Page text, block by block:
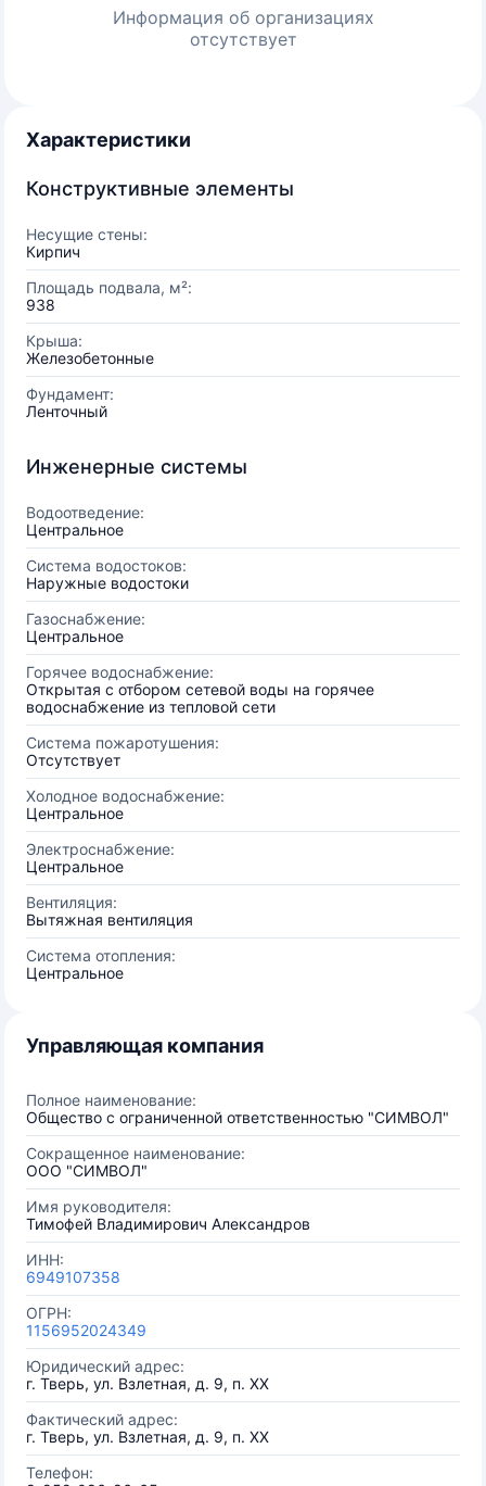
Информация об организациях
отсутствует
Характеристики
Конструктивные элементы
Несущие стены:
Кирпич
Площадь подвала, м²:
938
Крыша:
Железобетонные
Фундамент:
Ленточный
Инженерные системы
Водоотведение:
Центральное
Система водостоков:
Наружные водостоки
Газоснабжение:
Центральное
Горячее водоснабжение:
Открытая с отбором сетевой воды на горячее
водоснабжение из тепловой сети
Система пожаротушения:
Отсутствует
Холодное водоснабжение:
Центральное
Электроснабжение:
Центральное
Вентиляция:
Вытяжная вентиляция
Система отопления:
Центральное
Управляющая компания
Полное наименование:
Общество с ограниченной ответственностью "СИМВОЛ"
Сокращенное наименование:
ООО "СИМВОЛ"
Имя руководителя:
Тимофей Владимирович Александров
ИНН:
6949107358
ОГРН:
1156952024349
Юридический адрес:
г. Тверь, ул. Взлетная, д. 9, п. ХХ
Фактический адрес:
г. Тверь, ул. Взлетная, д. 9, п. ХХ
Телефон: